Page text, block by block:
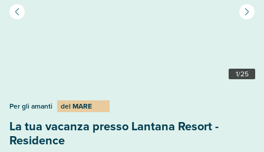
1/25
Per gli amanti del MARE
La tua vacanza presso Lantana Resort -
Residence